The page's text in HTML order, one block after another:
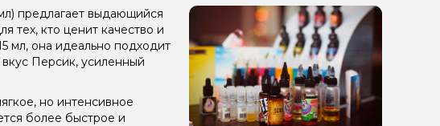
предлагает выдающийся
тех, кто ценит качество и
мл, она идеально подходит
Персик, усиленный
но интенсивное
более быстрое и